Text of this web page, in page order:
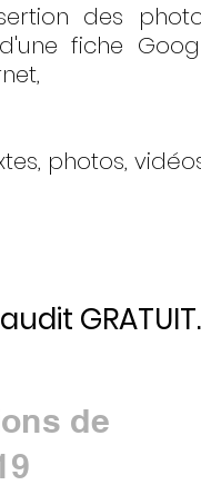
des
fiche
photos,
GRATUIT.
de